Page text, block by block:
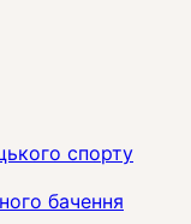
спорту
бачення